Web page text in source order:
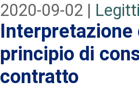
2020-09-02 |
principio di
contratto